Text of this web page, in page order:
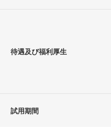
待遇及び福利厚生
試用期間